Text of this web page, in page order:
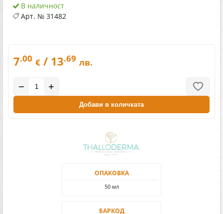
В наличност
Арт. № 31482
7.00 € / 13.69 лв.
− +
Добави в количката
ОПАКОВКА
50 мл
БАРКОД